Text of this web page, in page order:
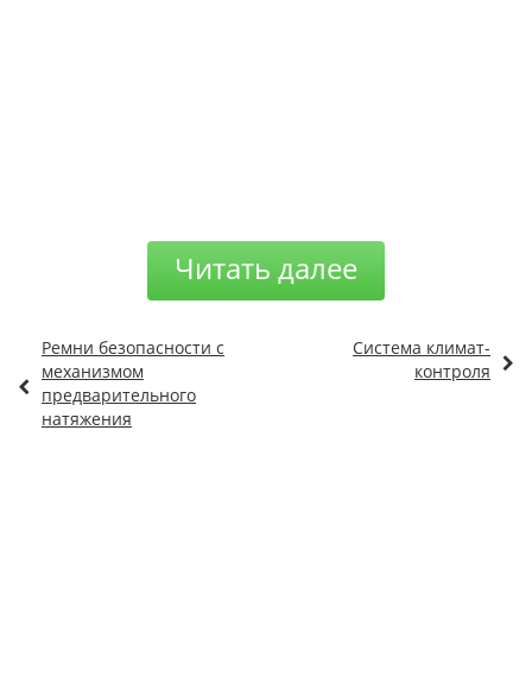
Читать далее
Ремни безопасности с
механизмом
предварительного
натяжения
Система климат-
контроля